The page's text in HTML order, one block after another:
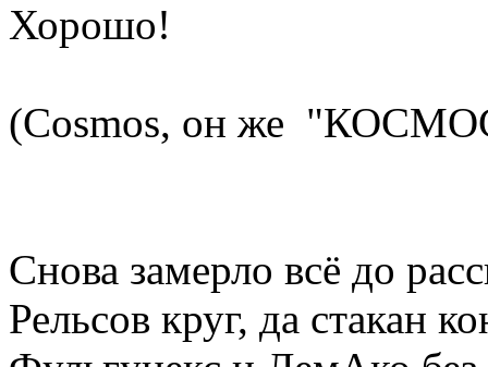
Хорошо!
(Cosmos, он же
Снова замерло всё до
Рельсов круг, да стакан